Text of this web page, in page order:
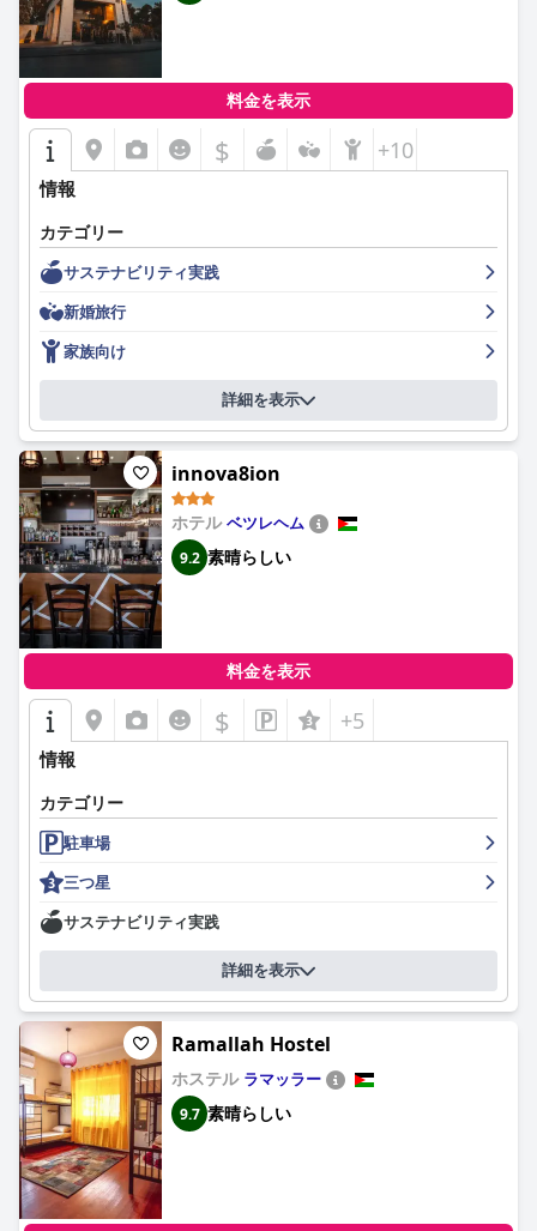
料金を表示
$ +10
情報
カテゴリー
サステナビリティ実践
新婚旅行
家族向け
詳細を表示
innova8ion
ホテルベツレヘム
9.2 素晴らしい
料金を表示
$ +5
情報
カテゴリー
駐車場
三つ星
サステナビリティ実践
詳細を表示
Ramallah Hostel
ホステル ラマッラー
9.7 素晴らしい